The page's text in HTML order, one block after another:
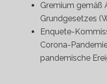
Gremium gemäß
Grundgesetzes
Enquete-
Corona-
pandemische